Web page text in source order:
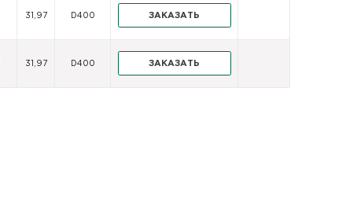
31,97 D400 ЗАКАЗАТЬ
31,97 D400 ЗАКАЗАТЬ